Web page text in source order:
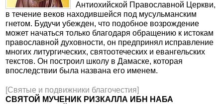
Антиохийской Православной Церкви,
в течение веков находившейся под мусульманским
гнетом. Будучи убежден, что подобное возрождение
может начаться только благодаря обращению к истокам
православной духовности, он предпринял исправление
многих литургических, святоотеческих и евангельских
текстов. Он построил школу в Дамаске, которая
впоследствии была названа его именем.
[Святые и подвижники благочестия]
СВЯТОЙ МУЧЕНИК РИЗКАЛЛА ИБН НАБА